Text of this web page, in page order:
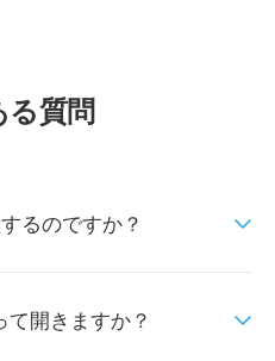
る質問
るのですか？
て開きますか？